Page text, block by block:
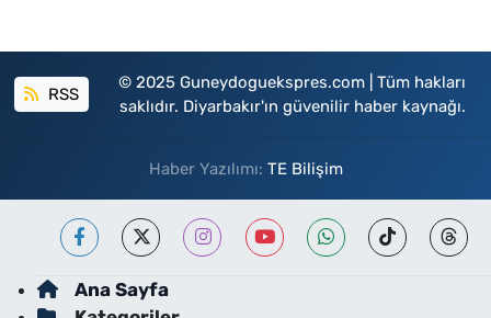
RSS
© 2025 Guneydoguekspres.com | Tüm hakları
saklıdır. Diyarbakır'ın güvenilir haber kaynağı.
Haber Yazılımı: TE Bilişim
Ana Sayfa